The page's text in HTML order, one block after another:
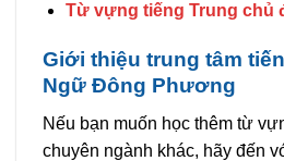
Từ vựng tiếng Trung chủ
Giới thiệu trung tâm
Ngữ Đông Phương
Nếu bạn muốn học thêm từ
chuyên ngành khác, hãy đến